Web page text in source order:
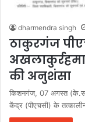
dharmendra singh
ठाकुरगंज
की अनुशंसा
किशनगंज, 07 अगस्त
केंद्र (पीएचसी) के तत्कालीन